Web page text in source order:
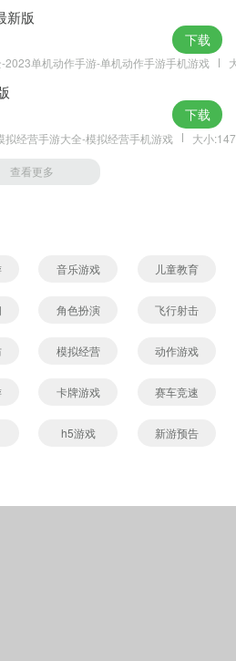
新版
2023单机动作手游-单机动作手游手机游戏
下载
拟经营手游大全-模拟经营手机游戏 大小
下载
查看更多
音乐游戏 儿童教育
角色扮演 飞行射击
模拟经营 动作游戏
卡牌游戏 赛车竞速
h5游戏 新游预告